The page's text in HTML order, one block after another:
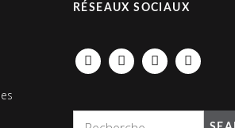
RÉSEAUX SOCIAUX
FACEBOOKINSTAGRAMLINKEDINPINTEREST